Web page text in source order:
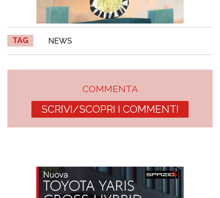
TAG NEWS
COMMENTA
SCRIVI/SCOPRI I COMMENTI